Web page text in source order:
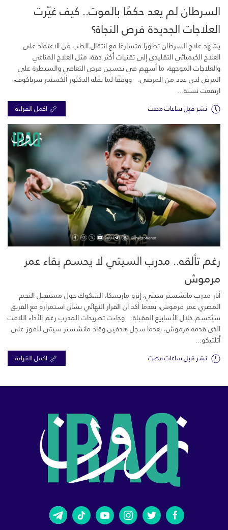
السرطان لم يعد حكمًا بالموت.. كيف غيّرت
العلاجات الجديدة فرص النجاة؟
يشهد علاج السرطان تطورًا متسارعًا مع انتقال الطب من الاعتماد على
العلاج الكيميائي التقليدي إلى تقنيات أكثر دقة، مثل العلاج المناعي
والعلاجات الموجهة، ما أسهم في تحسين فرص التعافي والسيطرة على
المرض لدى عدد من المرضى. ووفقًا لما نقله الدكتور ألكسندر سرياكوف،
ارتفعت نسبة...
نشر قبل ساعات مضت اكمل القراءة
رغم تألقه.. مدرب السيتي لا يحسم بقاء عمر
مرموش
أثار مدرب مانشستر سيتي، إنزو ماريسكا، الشكوك حول مستقبل النجم
المصري عمر مرموش، بعدما أكد أن القرار النهائي بشأن استمراره مع الفريق
سيُحسم خلال الأسابيع المقبلة. وجاءت تصريحات المدرب رغم الأداء اللافت
الذي قدمه مرموش، بعدما سجل هدفين وقاد مانشستر سيتي للفوز على
أتلتيكو...
نشر قبل ساعات مضت اكمل القراءة